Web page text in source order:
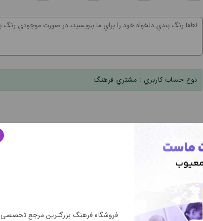
نوع حساب کاربري : مشتري فرهنگ
فروشگاه فرهنگ بزرگترین مرجع تخصصی